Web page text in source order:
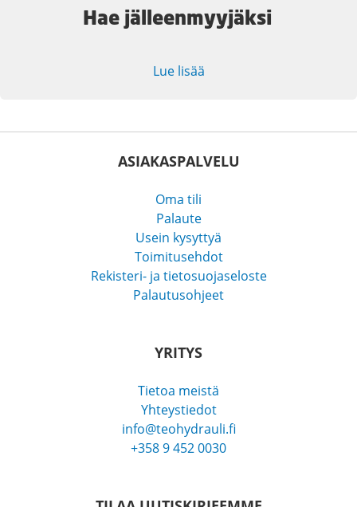
Hae jälleenmyyjäksi
Lue lisää
ASIAKASPALVELU
Oma tili
Palaute
Usein kysyttyä
Toimitusehdot
Rekisteri- ja tietosuojaseloste
Palautusohjeet
YRITYS
Tietoa meistä
Yhteystiedot
info@teohydrauli.fi
+358 9 452 0030